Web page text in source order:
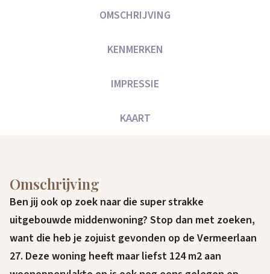
OMSCHRIJVING
KENMERKEN
IMPRESSIE
KAART
Omschrijving
Ben jij ook op zoek naar die super strakke
uitgebouwde middenwoning? Stop dan met zoeken,
want die heb je zojuist gevonden op de Vermeerlaan
27. Deze woning heeft maar liefst 124 m2 aan